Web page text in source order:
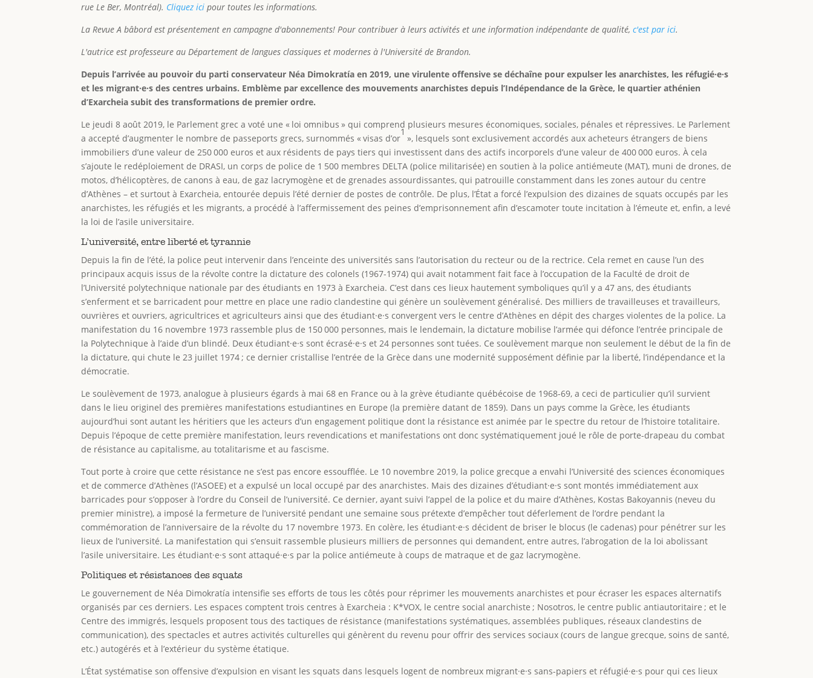
rue Le Ber, Montréal). Cliquez ici pour toutes les informations.
La Revue A bâbord est présentement en campagne d'abonnements! Pour contribuer à leurs activités et une information indépendante de qualité,c'est par ici.
L'autrice est professeure au Département de langues classiques et modernes à l'Université de Brandon.
Depuis l’arrivée au pouvoir du parti conservateur Néa Dimokratía en 2019, une virulente offensive se déchaîne pour expulser les anarchistes, les réfugié·e·s
et les migrant·e·s des centres urbains. Emblème par excellence des mouvements anarchistes depuis l’Indépendance de la Grèce, le quartier athénien
d’Exarcheia subit des transformations de premier ordre.
Le jeudi 8 août 2019, le Parlement grec a voté une « loi omnibus » qui comprend plusieurs mesures économiques, sociales, pénales et répressives. Le Parlement
a accepté d’augmenter le nombre de passeports grecs, surnommés « visas d’or
1
», lesquels sont exclusivement accordés aux acheteurs étrangers de biens
immobiliers d’une valeur de 250 000 euros et aux résidents de pays tiers qui investissent dans des actifs incorporels d’une valeur de 400 000 euros. À cela
s’ajoute le redéploiement de DRASI, un corps de police de 1 500 membres DELTA (police militarisée) en soutien à la police antiémeute (MAT), muni de drones, de
motos, d’hélicoptères, de canons à eau, de gaz lacrymogène et de grenades assourdissantes, qui patrouille constamment dans les zones autour du centre
d’Athènes – et surtout à Exarcheia, entourée depuis l’été dernier de postes de contrôle. De plus, l’État a forcé l’expulsion des dizaines de squats occupés par les
anarchistes, les réfugiés et les migrants, a procédé à l’affermissement des peines d’emprisonnement afin d’escamoter toute incitation à l’émeute et, enfin, a levé
la loi de l’asile universitaire.
L’université, entre liberté et tyrannie
Depuis la fin de l’été, la police peut intervenir dans l’enceinte des universités sans l’autorisation du recteur ou de la rectrice. Cela remet en cause l’un des
principaux acquis issus de la révolte contre la dictature des colonels (1967-1974) qui avait notamment fait face à l’occupation de la Faculté de droit de
l’Université polytechnique nationale par des étudiants en 1973 à Exarcheia. C’est dans ces lieux hautement symboliques qu’il y a 47 ans, des étudiants
s’enferment et se barricadent pour mettre en place une radio clandestine qui génère un soulèvement généralisé. Des milliers de travailleuses et travailleurs,
ouvrières et ouvriers, agricultrices et agriculteurs ainsi que des étudiant·e·s convergent vers le centre d’Athènes en dépit des charges violentes de la police. La
manifestation du 16 novembre 1973 rassemble plus de 150 000 personnes, mais le lendemain, la dictature mobilise l’armée qui défonce l’entrée principale de
la Polytechnique à l’aide d’un blindé. Deux étudiant·e·s sont écrasé·e·s et 24 personnes sont tuées. Ce soulèvement marque non seulement le début de la fin de
la dictature, qui chute le 23 juillet 1974 ; ce dernier cristallise l’entrée de la Grèce dans une modernité supposément définie par la liberté, l’indépendance et la
démocratie.
Le soulèvement de 1973, analogue à plusieurs égards à mai 68 en France ou à la grève étudiante québécoise de 1968-69, a ceci de particulier qu’il survient
dans le lieu originel des premières manifestations estudiantines en Europe (la première datant de 1859). Dans un pays comme la Grèce, les étudiants
aujourd’hui sont autant les héritiers que les acteurs d’un engagement politique dont la résistance est animée par le spectre du retour de l’histoire totalitaire.
Depuis l’époque de cette première manifestation, leurs revendications et manifestations ont donc systématiquement joué le rôle de porte-drapeau du combat
de résistance au capitalisme, au totalitarisme et au fascisme.
Tout porte à croire que cette résistance ne s’est pas encore essoufflée. Le 10 novembre 2019, la police grecque a envahi l’Université des sciences économiques
et de commerce d’Athènes (l’ASOEE) et a expulsé un local occupé par des anarchistes. Mais des dizaines d’étudiant·e·s sont montés immédiatement aux
barricades pour s’opposer à l’ordre du Conseil de l’université. Ce dernier, ayant suivi l’appel de la police et du maire d’Athènes, Kostas Bakoyannis (neveu du
premier ministre), a imposé la fermeture de l’université pendant une semaine sous prétexte d’empêcher tout déferlement de l’ordre pendant la
commémoration de l’anniversaire de la révolte du 17 novembre 1973. En colère, les étudiant·e·s décident de briser le blocus (le cadenas) pour pénétrer sur les
lieux de l’université. La manifestation qui s’ensuit rassemble plusieurs milliers de personnes qui demandent, entre autres, l’abrogation de la loi abolissant
l’asile universitaire. Les étudiant·e·s sont attaqué·e·s par la police antiémeute à coups de matraque et de gaz lacrymogène.
Politiques et résistances des squats
Le gouvernement de Néa Dimokratía intensifie ses efforts de tous les côtés pour réprimer les mouvements anarchistes et pour écraser les espaces alternatifs
organisés par ces derniers. Les espaces comptent trois centres à Exarcheia : K*VOX, le centre social anarchiste ; Nosotros, le centre public antiautoritaire ; et le
Centre des immigrés, lesquels proposent tous des tactiques de résistance (manifestations systématiques, assemblées publiques, réseaux clandestins de
communication), des spectacles et autres activités culturelles qui génèrent du revenu pour offrir des services sociaux (cours de langue grecque, soins de santé,
etc.) autogérés et à l’extérieur du système étatique.
L’État systématise son offensive d’expulsion en visant les squats dans lesquels logent de nombreux migrant·e·s sans-papiers et réfugié·e·s pour qui ces lieux